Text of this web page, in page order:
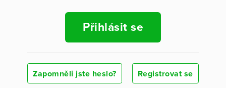
Přihlásit se
Zapomněli jste heslo? Registrovat se